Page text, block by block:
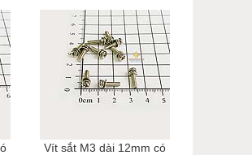
Vít sắt M3 dài 12mm có